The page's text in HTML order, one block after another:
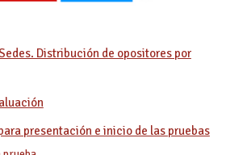
Distribución de opositores por
presentación e inicio de las pruebas